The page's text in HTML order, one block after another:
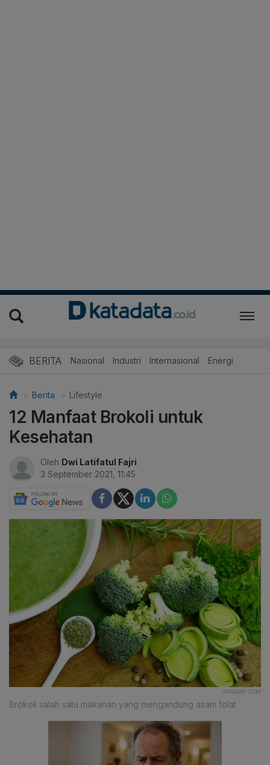
BERITA Nasional Industri Internasional Energi
Berita Lifestyle
12 Manfaat Brokoli untuk
Kesehatan
Oleh Dwi Latifatul Fajri
3 September 2021, 11:45
PIXABAY.COM
Brokoli salah satu makanan yang mengandung asam folat